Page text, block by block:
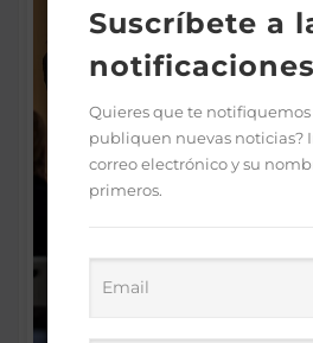
Suscríbete a
notificaciones
Quieres que te notifiquemos
publiquen nuevas noticias?
correo electrónico y su
primeros.